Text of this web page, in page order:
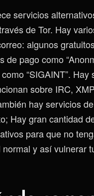
servicios
de Tor. Hay
algunos
de pago como
“SIGAINT”. Hay
sobre IRC,
hay servicios
Hay gran cantidad
para que no
y así vulnerar